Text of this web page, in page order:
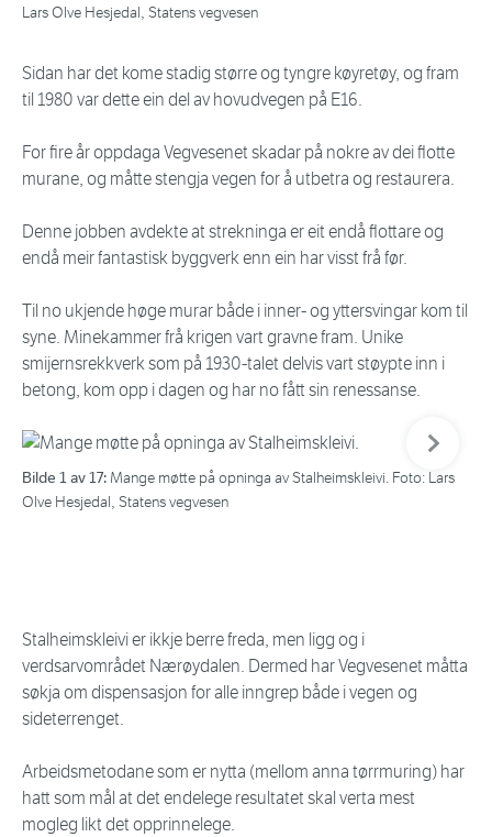
Lars Olve Hesjedal, Statens vegvesen
Sidan har det kome stadig større og tyngre køyretøy, og fram
til 1980 var dette ein del av hovudvegen på E16.
For fire år oppdaga Vegvesenet skadar på nokre av dei flotte
murane, og måtte stengja vegen for å utbetra og restaurera.
Denne jobben avdekte at strekninga er eit endå flottare og
endå meir fantastisk byggverk enn ein har visst frå før.
Til no ukjende høge murar både i inner- og yttersvingar kom til
syne. Minekammer frå krigen vart gravne fram. Unike
smijernsrekkverk som på 1930-talet delvis vart støypte inn i
betong, kom opp i dagen og har no fått sin renessanse.
Bilde 1 av 17: Mange møtte på opninga av Stalheimskleivi. Foto: Lars
Olve Hesjedal, Statens vegvesen
Stalheimskleivi er ikkje berre freda, men ligg og i
verdsarvområdet Nærøydalen. Dermed har Vegvesenet måtta
søkja om dispensasjon for alle inngrep både i vegen og
sideterrenget.
Arbeidsmetodane som er nytta (mellom anna tørrmuring) har
hatt som mål at det endelege resultatet skal verta mest
mogleg likt det opprinnelege.